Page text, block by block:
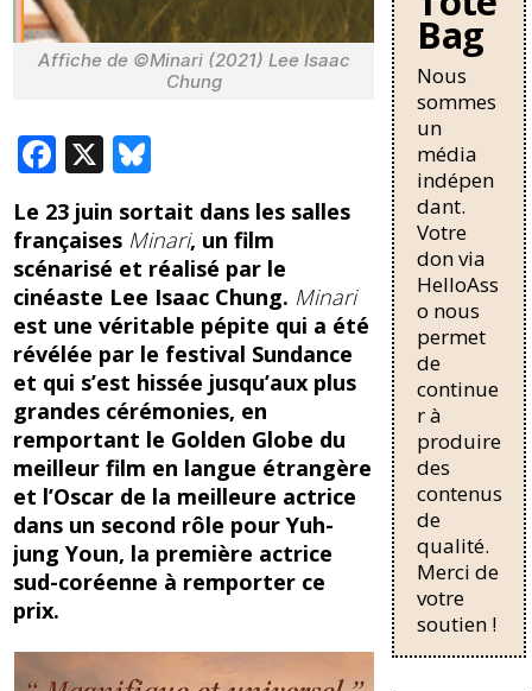
Affiche de ©Minari (2021) Lee Isaac
Chung
F
ac
e
b
o
o
k
X
u
e
sk
y
Le 23 juin sortait dans les salles
françaises Minari, un film
scénarisé et réalisé par le
cinéaste Lee Isaac Chung. Minari
est une véritable pépite qui a été
révélée par le festival Sundance
et qui s’est hissée jusqu’aux plus
grandes cérémonies, en
remportant le Golden Globe du
meilleur film en langue étrangère
et l’Oscar de la meilleure actrice
dans un second rôle pour Yuh-
jung Youn, la première actrice
sud-coréenne à remporter ce
prix.
une
nouvelle
circulaire
de Bruno
Retailleau
qui
pourrait
allonger la
durée de
résidence
nécessaire
pour une
régularisati
on,
passant de
trois...
Bag
Nous
sommes
un
média
indépen
dant.
Votre
don via
HelloAss
o nous
permet
de
continue
r à
produire
des
contenus
de
qualité.
Merci de
votre
soutien !